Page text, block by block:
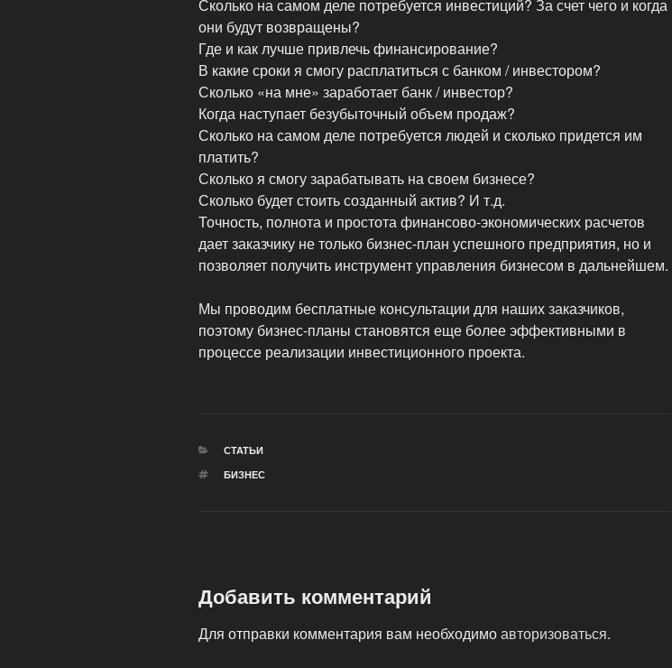
Сколько на самом деле потребуется инвестиций? За счет чего и когда
они будут возвращены?
Где и как лучше привлечь финансирование?
В какие сроки я смогу расплатиться с банком / инвестором?
Сколько «на мне» заработает банк / инвестор?
Когда наступает безубыточный объем продаж?
Сколько на самом деле потребуется людей и сколько придется им
платить?
Сколько я смогу зарабатывать на своем бизнесе?
Сколько будет стоить созданный актив? И т.д.
Точность, полнота и простота финансово-экономических расчетов
дает заказчику не только бизнес-план успешного предприятия, но и
позволяет получить инструмент управления бизнесом в дальнейшем.
Мы проводим бесплатные консультации для наших заказчиков,
поэтому бизнес-планы становятся еще более эффективными в
процессе реализации инвестиционного проекта.
РУБРИКИ
СТАТЬИ
МЕТКИ
БИЗНЕС
Добавить комментарий
Для отправки комментария вам необходимоавторизоваться.